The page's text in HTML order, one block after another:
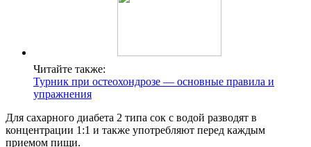
Читайте также:
Турник при остеохондрозе — основные правила и
упражнения
Для сахарного диабета 2 типа сок с водой разводят в
концентрации 1:1 и также употребляют перед каждым
приемом пищи.